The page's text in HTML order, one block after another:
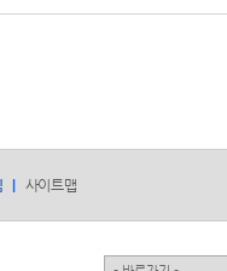
사이트맵
유관기관